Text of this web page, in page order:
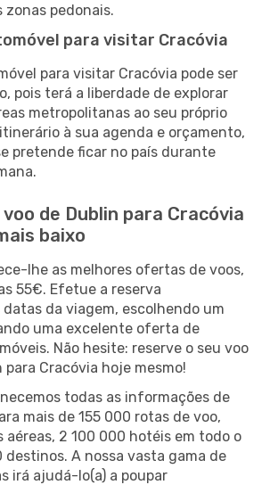
zonas pedonais.
para visitar Cracóvia
para visitar Cracóvia pode ser
pois terá a liberdade de explorar
metropolitanas ao seu próprio
à sua agenda e orçamento,
pretende ficar no país durante
de Dublin para Cracóvia
baixo
lhe as melhores ofertas de voos,
55€. Efetue a reserva
da viagem, escolhendo um
uma excelente oferta de
Não hesite: reserve o seu voo
Cracóvia hoje mesmo!
todas as informações de
mais de 155 000 rotas de voo,
aéreas, 2 100 000 hotéis em todo o
destinos. A nossa vasta gama de
irá ajudá-lo(a) a poupar